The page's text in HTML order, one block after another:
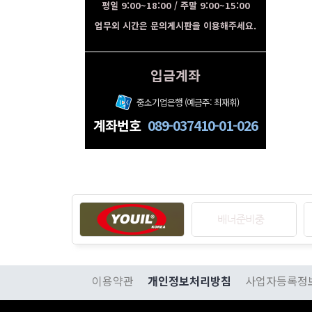
평일 9:00~18:00 / 주말 9:00~15:00
업무외 시간은 문의게시판을 이용해주세요.
입금계좌
중소기업은행 (예금주: 최재휘)
계좌번호 089-037410-01-026
이용약관 개인정보처리방침 사업자등록정